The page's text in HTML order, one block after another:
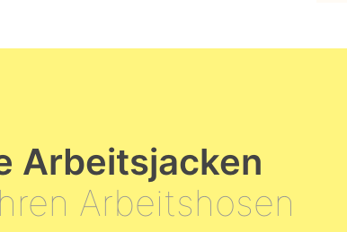
Arbeitsjacken
Arbeitshosen